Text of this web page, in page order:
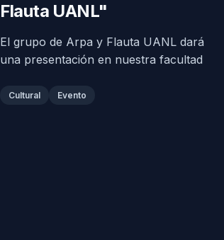
Flauta UANL"
El grupo de Arpa y Flauta UANL dará
una presentación en nuestra facultad
Cultural Evento